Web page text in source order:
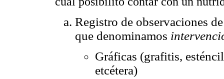
Registro de observaciones
que denominamos
Gráficas (grafitis,
etcétera)